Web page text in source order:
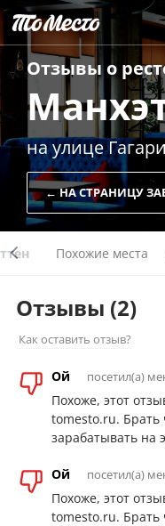
Отзывы о
на улице
← НА СТРАНИЦУ
Похожие места
Отзывы (2)
Как оставить отзыв?
Ой посетил(а)
Похоже, этот
tomesto.ru. Брать
зарабатывать на
Ой посетил(а)
Похоже, этот
tomesto.ru. Брать